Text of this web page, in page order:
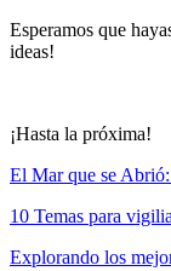
Esperamos que
ideas!
¡Hasta la próxima!
El Mar que se
10 Temas para
Explorando los